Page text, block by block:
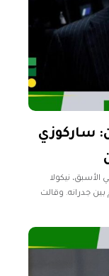
ساركوزي
نيكولا
بين جدرانه. وقالت
مشيرة إلى الحكم